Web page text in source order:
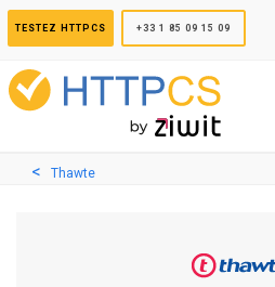
TESTEZ HTTPCS +33 1 85 09 15 09
Thawte
Panneau de gestion des cookies